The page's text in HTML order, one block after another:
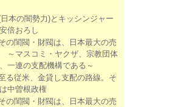
本の闇勢力)とキッシンジャー
倍おろし
の閨閥・財閥は、日本最大の売
～マスコミ・ヤクザ、宗教団体
一連の支配機構である～
る従米、金貸し支配の路線。そ
中曽根政権
の閨閥・財閥は、日本最大の売